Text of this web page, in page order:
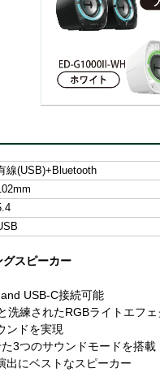
線(USB)+Bluetooth
グスピーカー
USB-C接続可能
練されたRGBライトエフェ
ンドを実現
3つのサウンドモードを搭載
にベストなスピーカー